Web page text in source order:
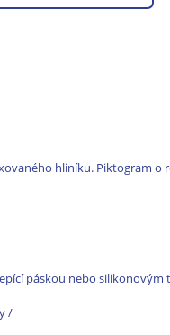
hliníku. Piktogram o
páskou nebo silikonovým
/